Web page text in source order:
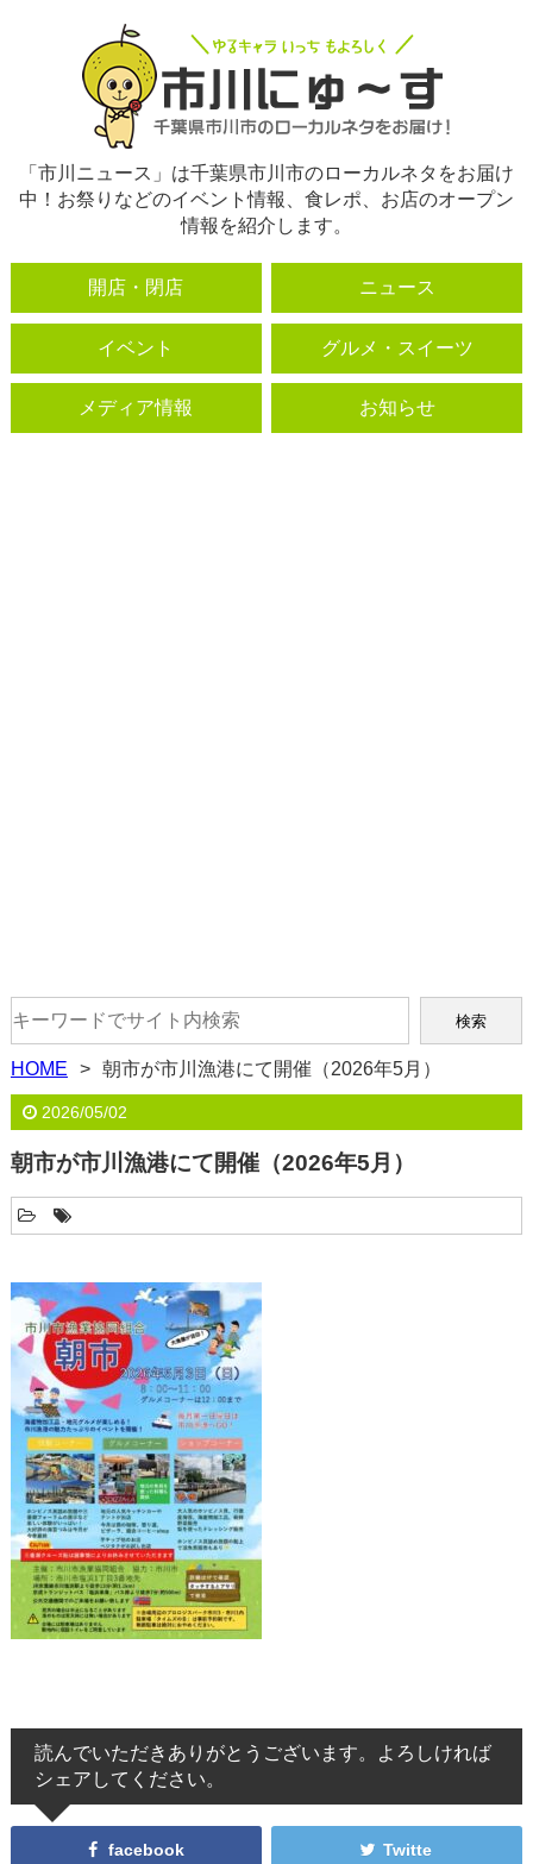
「市川ニュース」は千葉県市川市のローカルネタをお届け
中！お祭りなどのイベント情報、食レポ、お店のオープン
情報を紹介します。
開店・閉店 ニュース
イベント グルメ・スイーツ
メディア情報 お知らせ
HOME 朝市が市川漁港にて開催（2026年5月）
2026/05/02
朝市が市川漁港にて開催（2026年5月）
読んでいただきありがとうございます。よろしければ
シェアしてください。
facebook Twitte